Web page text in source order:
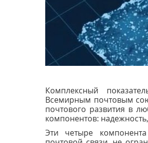
Комплексный
Всемирным почтовым
почтового развития в
компонентов:
Эти четыре